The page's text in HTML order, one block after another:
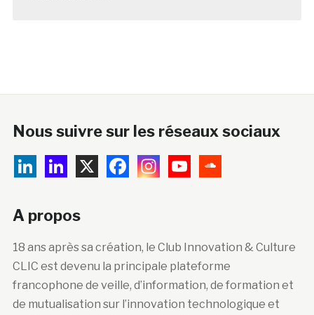
Nous suivre sur les réseaux sociaux
A propos
18 ans après sa création, le Club Innovation & Culture
CLIC est devenu la principale plateforme
francophone de veille, d’information, de formation et
de mutualisation sur l’innovation technologique et